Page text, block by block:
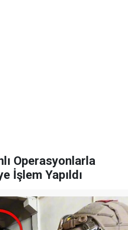
Operasyonlarla
İşlem Yapıldı